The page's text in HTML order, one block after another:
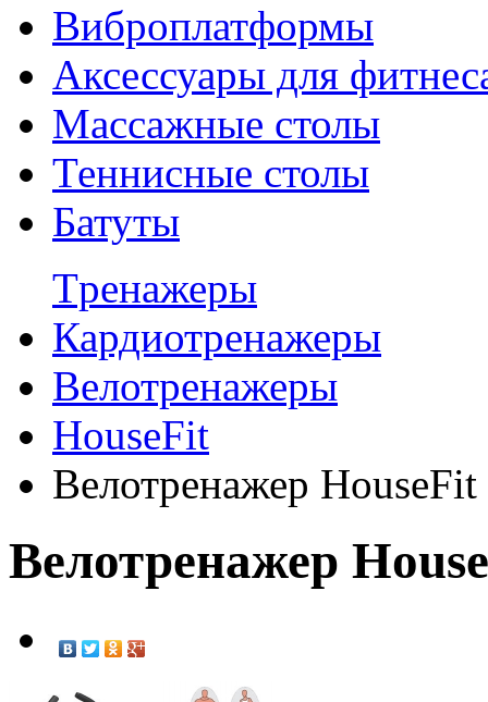
Виброплатформы
Аксессуары для
Массажные столы
Теннисные столы
Батуты
Tренажеры
Кардиотренажеры
Велотренажеры
HouseFit
Велотренажер
Велотренажер